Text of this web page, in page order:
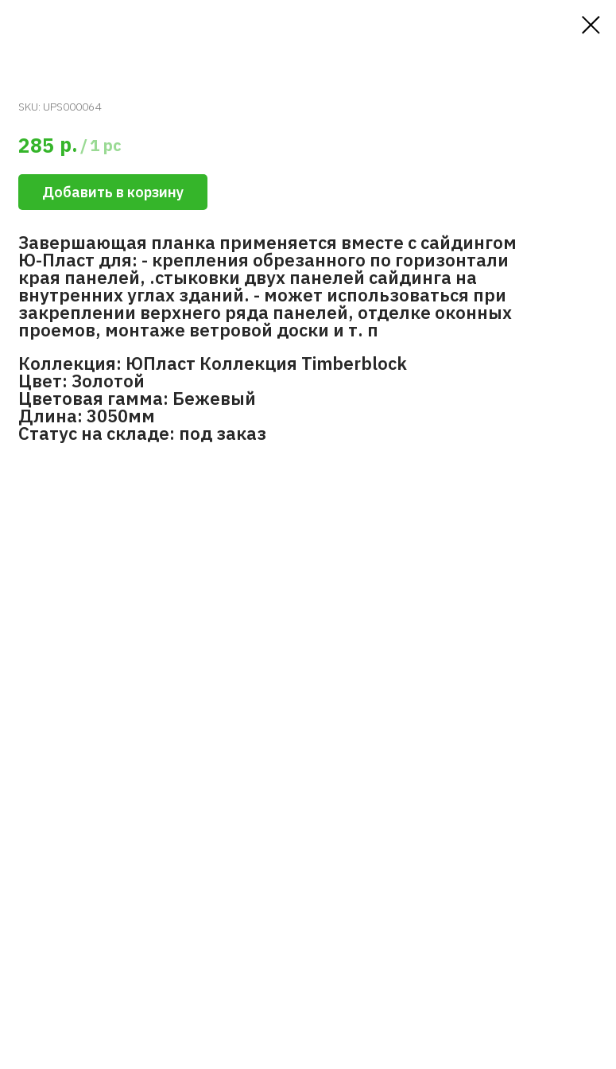
SKU: UPS000064
285 р. /1 pc
Добавить в корзину
Завершающая планка применяется вместе с сайдингом
Ю-Пласт для: - крепления обрезанного по горизонтали
края панелей, .стыковки двух панелей сайдинга на
внутренних углах зданий. - может использоваться при
закреплении верхнего ряда панелей, отделке оконных
проемов, монтаже ветровой доски и т. п
Коллекция: ЮПласт Коллекция Timberblock
Цвет: Золотой
Цветовая гамма: Бежевый
Длина: 3050мм
Статус на складе: под заказ